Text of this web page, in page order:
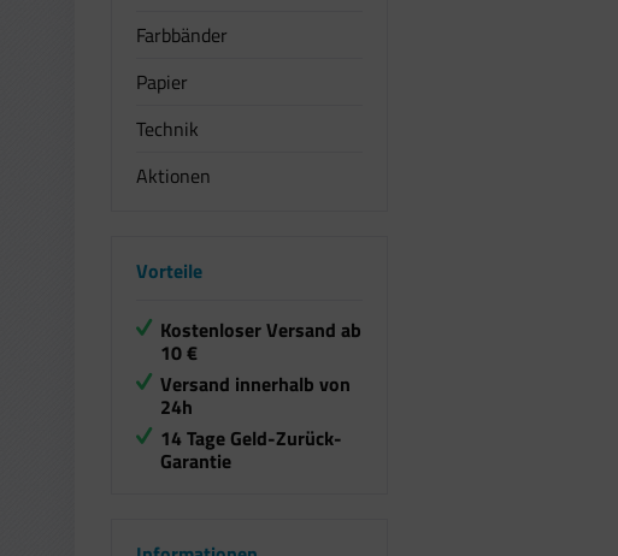
Farbbänder
Papier
Technik
Aktionen
Vorteile
Kostenloser Versand ab
10 €
Versand innerhalb von
24h
14 Tage Geld-Zurück-
Garantie